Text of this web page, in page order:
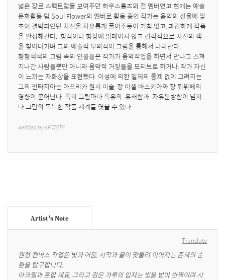
넓은 장르 스펙트럼을 보여주던 하우스룰즈의 전 멤버였고 현재는 예술
문화활동 팀 Soul Flower의 멤버로 활동 중인 작가는 음악의 선율에 맞
추어 결박되있던 자신을 자유롭게 풀어주듯이 거침 없고, 과감하게 작품
을 완성해간다.  형식이나 형상에 얽매이지 않고 감각적으로 자신의 색
을 찾아나가며 그의 예술적 무의식이 그림을 통해서 나타난다.
형형색색의 그림 속의 인물들은 작가가 음악작업을 하면서 만나고 스쳐
지나간 사람들뿐만 아니라 음악적 거장들을 모티브로 하거나, 작가 자신
이 느끼는 자화상을 표현했다. 이성에 의한 일체의 통제 없이 그려지는
그의 판타지아는 아프리카 원시 미술, 장 미셸 바스키아와 장 뒤뷔페의
영향이 묻어난다. 특히 그림마다 특유의  유쾌함과  자유분방함이 넘쳐
나 그만의 독특한 작품 세계를 엿볼 수 있다.
written by ARTISTY
Artist's Note
Translate
원형 캔버스 작업은 빛과 어둠, 시작과 끝이 맞물려 이어지는 존재의 순
환을 탐구합니다.
아크릴과 혼합 재료, 그리고 검은 가루의 입자는 빛을 받아 반짝이며 시